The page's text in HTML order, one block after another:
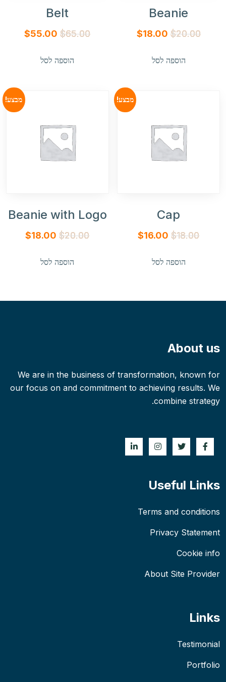
Beanie
$20.00
המחיר
היה:
$18.00 המחיר
הוספה לסל
Belt
$65.00
המחיר
היה:
$55.00 המחיר
הוספה לסל
מבצע!
Cap
$18.00
המחיר
היה:
$16.00 המחיר
הוספה לסל
מבצע!
Beanie with Logo
$20.00
המחיר
היה:
$18.00 המחיר
הוספה לסל
About us
We are in the business of transformation, known for
our focus on and commitment to achieving results. We
combine strategy.
Useful Links
Terms and conditions
Privacy Statement
Cookie info
About Site Provider
Links
Testimonial
Portfolio